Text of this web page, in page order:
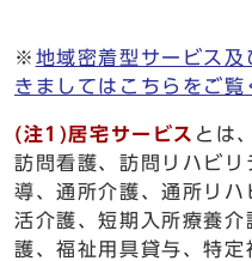
※ 地域密着型サービス
きましてはこちらをご覧
(注1)居宅サービス とは
訪問看護、訪問リハビ
導、通所介護、通所リ
活介護、短期入所療養
護、福祉用具貸与、特